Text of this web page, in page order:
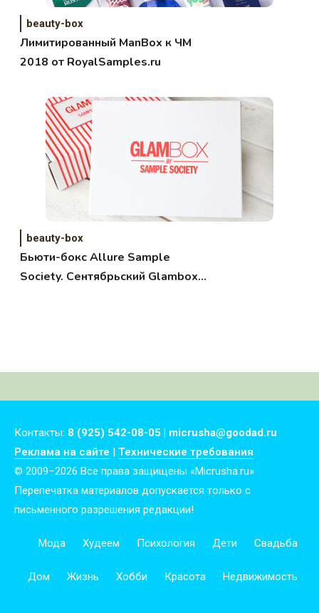
beauty-box
Лимитированный ManBox к ЧМ
2018 от RoyalSamples.ru
beauty-box
Бьюти-бокс Allure Sample
Society. Сентябрьский Glambox
Контакты: 8 (925) 542-08-05 | micrusha@goodad.ru
Реклама на сайте
Технические требования
© 2009–2026 Все права защищены «Micrusha.ru»
Перепечатка материалов допускается только с
письменного разрешения редакции!
Мода Худеем Психология Дети Свадьба
Дом Жизнь Хобби Красота Недвижимость